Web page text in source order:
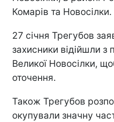
Комарів та Новосілки.
27 січня Трегубов
захисники відійшли з
Великої Новосілки,
оточення.
Також Трегубов
окупували значну